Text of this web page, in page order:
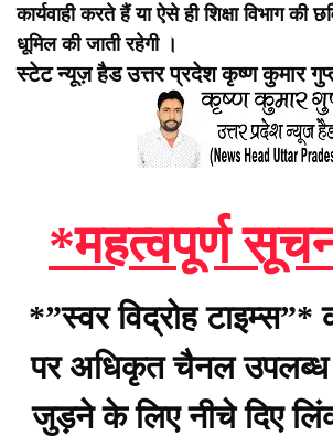
कार्यवाही करते हैं या ऐसे ही शिक्षा विभाग
धूमिल की जाती रहेगी ।
स्टेट न्यूज़ हैड उत्तर प्रदेश कृष्ण कुमार
*महत्वपूर्ण
*”स्वर विद्रोह टाइम्स”*
पर अधिकृत चैनल
जुड़ने के लिए नीचे दिए